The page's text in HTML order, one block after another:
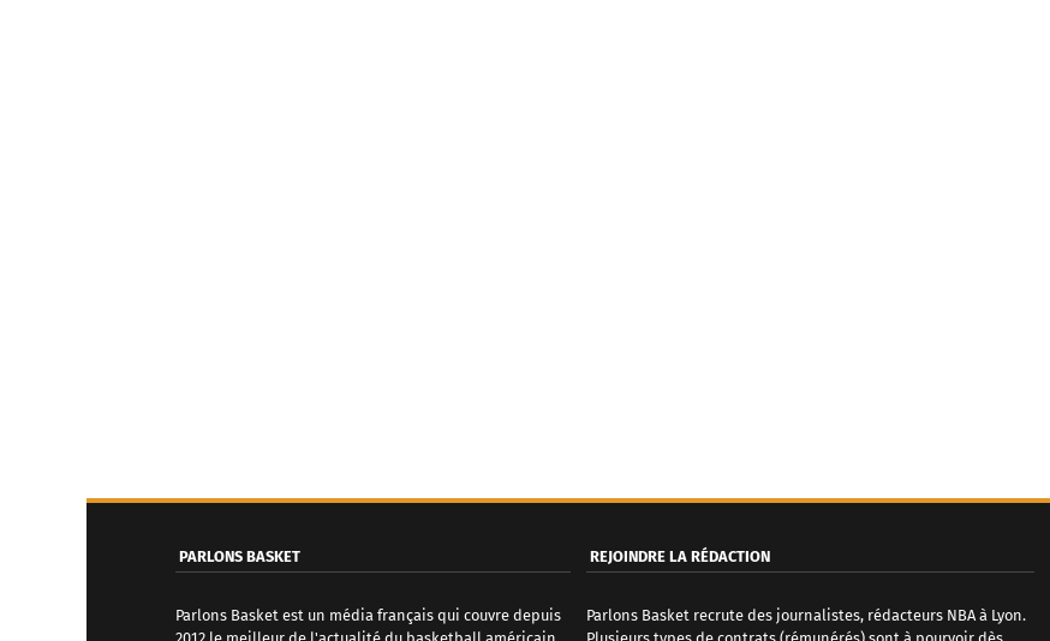
PARLONS BASKET
Parlons Basket est un média français qui couvre depuis
REJOINDRE LA RÉDACTION
Parlons Basket recrute des journalistes, rédacteurs NBA à Lyon.